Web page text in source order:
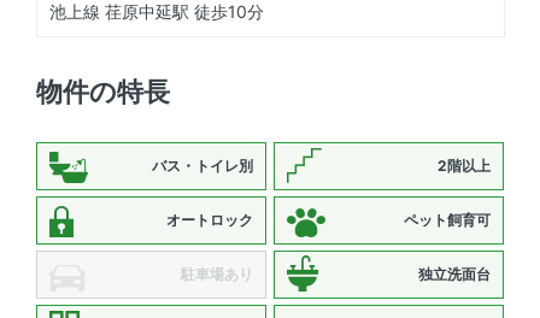
池上線 荏原中延駅 徒歩10分
物件の特長
バス・トイレ別 2階以上
オートロック ペット飼育可
駐車場あり 独立洗面台